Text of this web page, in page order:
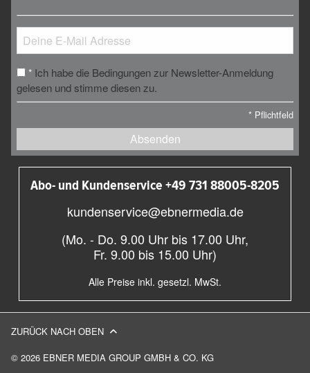
* Ich habe die Bedingungen zur Newsletter-Anmeldung
gelesen und stimme diesen zu.
* Pflichtfeld
Absenden
Abo- und Kundenservice +49 731 88005-8205
kundenservice@ebnermedia.de
(Mo. - Do. 9.00 Uhr bis 17.00 Uhr,
Fr. 9.00 bis 15.00 Uhr)
Alle Preise inkl. gesetzl. MwSt.
© 2026 EBNER MEDIA GROUP GMBH & CO. KG
ZURÜCK NACH OBEN